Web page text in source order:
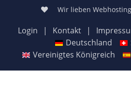
Wir lieben
Login | Kontakt |
Deutschland
Vereinigtes Königreich